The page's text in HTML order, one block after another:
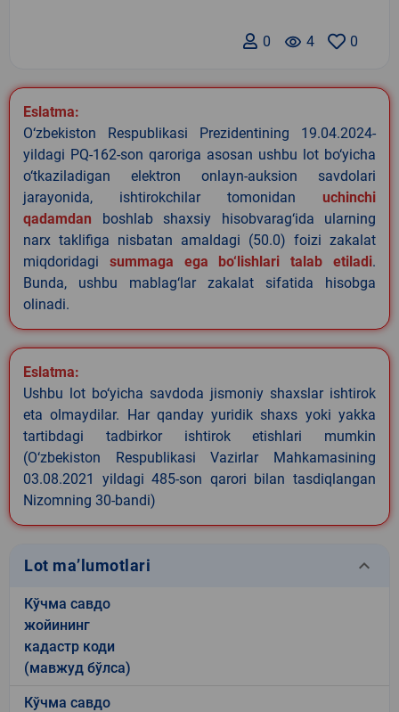
0
remove_red_eye 4
0
Eslatma:
O‘zbekiston Respublikasi Prezidentining 19.04.2024-
yildagi PQ-162-son qaroriga asosan ushbu lot bo‘yicha
o‘tkaziladigan elektron onlayn-auksion savdolari
jarayonida, ishtirokchilar tomonidan uchinchi
qadamdan boshlab shaxsiy hisobvarag‘ida ularning
narx taklifiga nisbatan amaldagi (50.0) foizi zakalat
miqdoridagi summaga ega bo‘lishlari talab etiladi.
Bunda, ushbu mablag‘lar zakalat sifatida hisobga
olinadi.
Eslatma:
Ushbu lot bo‘yicha savdoda jismoniy shaxslar ishtirok
eta olmaydilar. Har qanday yuridik shaxs yoki yakka
tartibdagi tadbirkor ishtirok etishlari mumkin
(O‘zbekiston Respublikasi Vazirlar Mahkamasining
03.08.2021 yildagi 485-son qarori bilan tasdiqlangan
Nizomning 30-bandi)
Lot ma’lumotlari keyboard_arrow_down
Кўчма савдо
жойининг
кадастр коди
(мавжуд бўлса)
Кўчма савдо